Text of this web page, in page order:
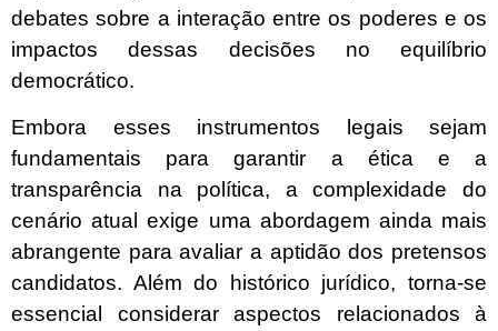
debates sobre a interação entre os poderes e os
impactos dessas decisões no equilíbrio
democrático.
Embora esses instrumentos legais sejam
fundamentais para garantir a ética e a
transparência na política, a complexidade do
cenário atual exige uma abordagem ainda mais
abrangente para avaliar a aptidão dos pretensos
candidatos. Além do histórico jurídico, torna-se
essencial considerar aspectos relacionados à